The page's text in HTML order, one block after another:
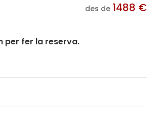
des de 1488 €
per fer la reserva.